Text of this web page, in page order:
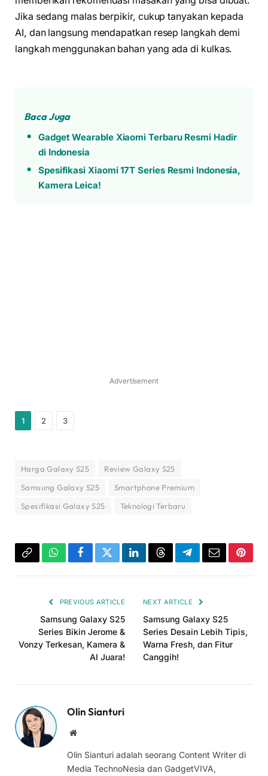
Jika sedang malas berpikir, cukup tanyakan kepada
AI, dan langsung mendapatkan resep langkah demi
langkah menggunakan bahan yang ada di kulkas.
Baca Juga
Gadget Wearable Xiaomi Terbaru Resmi Hadir
di Indonesia
Spesifikasi Xiaomi 17T Series Resmi Indonesia,
Kamera Leica!
Advertisement
1 2 3
Harga Galaxy S25
Review Galaxy S25
Samsung Galaxy S25
Smartphone Premium
Spesifikasi Galaxy S25
Teknologi Terbaru
Copy WhatsAppFacebookTwitterLinkedInThreadsTelegramEmail
PREVIOUS ARTICLE
Samsung Galaxy S25
Series Bikin Jerome &
Vonzy Terkesan, Kamera &
AI Juara!
NEXT ARTICLE
Samsung Galaxy S25
Series Desain Lebih Tipis,
Warna Fresh, dan Fitur
Canggih!
Olin Sianturi
Website
Olin Sianturi adalah seorang Content Writer di
Media TechnoNesia dan GadgetVIVA,